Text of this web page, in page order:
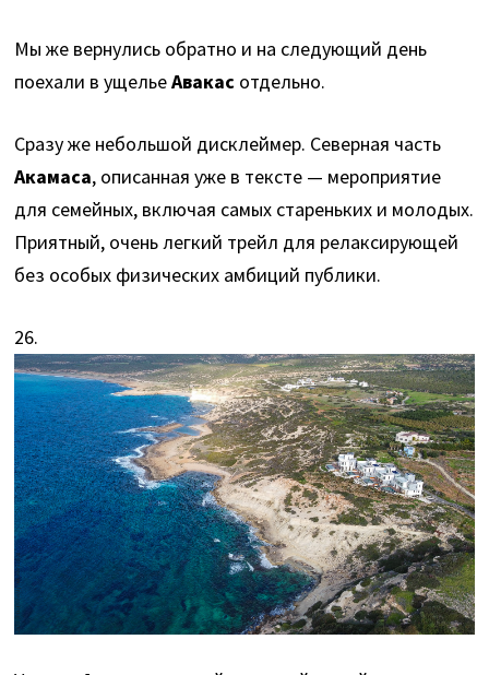
Мы же вернулись обратно и на следующий день
поехали в ущельеАвакас отдельно.
Сразу же небольшой дисклеймер. Северная часть
Акамаса, описанная уже в тексте — мероприятие
для семейных, включая самых стареньких и молодых.
Приятный, очень легкий трейл для релаксирующей
без особых физических амбиций публики.
26.